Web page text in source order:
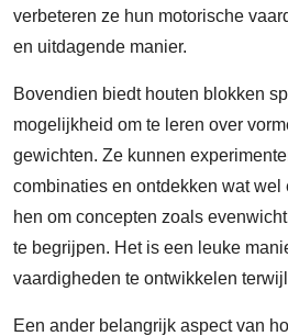
verbeteren ze hun motorische
en uitdagende manier.
Bovendien biedt houten blokken
mogelijkheid om te leren over
gewichten. Ze kunnen
combinaties en ontdekken wat wel
hen om concepten zoals
te begrijpen. Het is een leuke
vaardigheden te ontwikkelen
Een ander belangrijk aspect van